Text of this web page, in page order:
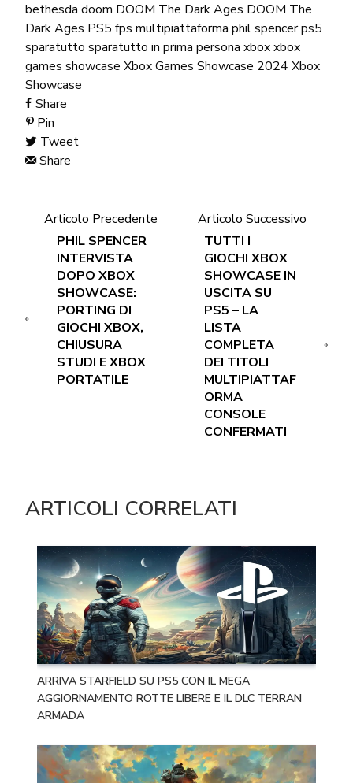
bethesda doom DOOM The Dark Ages DOOM The
Dark Ages PS5 fps multipiattaforma phil spencerps5
sparatutto sparatutto in prima persona xboxxbox
games showcase Xbox Games Showcase 2024 Xbox
Showcase
Share
Pin
Tweet
Share
Articolo Precedente
PHIL SPENCER
INTERVISTA
DOPO XBOX
SHOWCASE:
PORTING DI
GIOCHI XBOX,
CHIUSURA
STUDI E XBOX
PORTATILE
Articolo Successivo
TUTTI I
GIOCHI XBOX
SHOWCASE IN
USCITA SU
PS5 – LA
LISTA
COMPLETA
DEI TITOLI
MULTIPIATTAF
ORMA
CONSOLE
CONFERMATI
ARTICOLI CORRELATI
ARRIVA STARFIELD SU PS5 CON IL MEGA
AGGIORNAMENTO ROTTE LIBERE E IL DLC TERRAN
ARMADA